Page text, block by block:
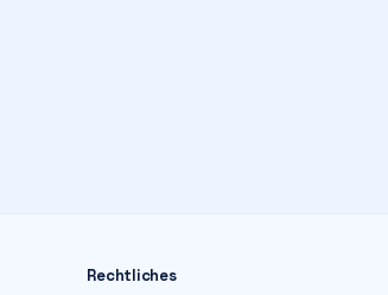
Rechtliches